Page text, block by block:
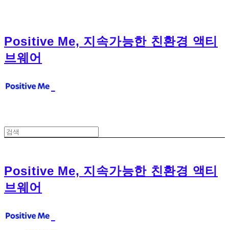
Positive Me, 지속가능한 친환경 액티
브웨어
Positive Me, 지속가능한 친환경 액티
브웨어